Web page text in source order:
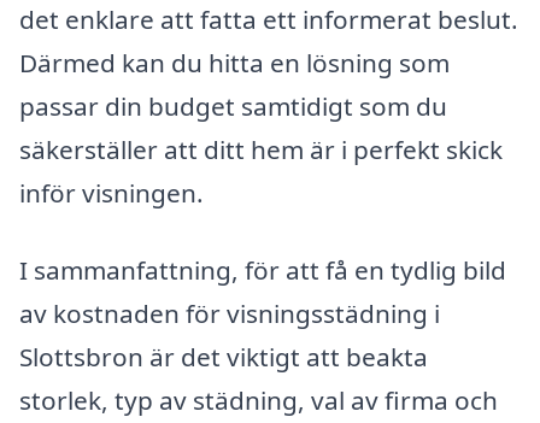
det enklare att fatta ett informerat beslut.
Därmed kan du hitta en lösning som
passar din budget samtidigt som du
säkerställer att ditt hem är i perfekt skick
inför visningen.
I sammanfattning, för att få en tydlig bild
av kostnaden för visningsstädning i
Slottsbron är det viktigt att beakta
storlek, typ av städning, val av firma och